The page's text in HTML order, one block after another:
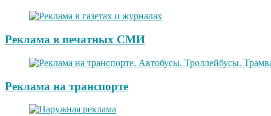
Реклама в печатных СМИ
Реклама на транспорте